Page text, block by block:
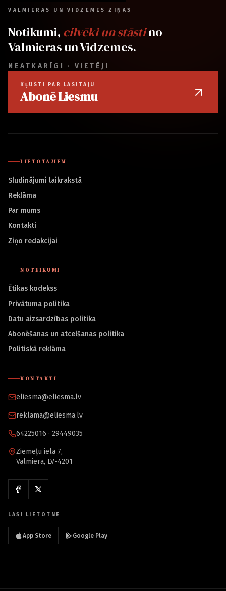
VALMIERAS UN VIDZEMES ZIŅAS
Notikumi, cilvēki un stāstino
Valmieras un Vidzemes.
NEATKARĪGI · VIETĒJI
KĻŪSTI PAR LASĪTĀJU
Abonē Liesmu
LIETOTĀJIEM
Sludinājumi laikrakstā
Reklāma
Par mums
Kontakti
Ziņo redakcijai
NOTEIKUMI
Ētikas kodekss
Privātuma politika
Datu aizsardzības politika
Abonēšanas un atcelšanas politika
Politiskā reklāma
KONTAKTI
eliesma@eliesma.lv
reklama@eliesma.lv
64225016 · 29449035
Ziemeļu iela 7,
Valmiera, LV-4201
LASI LIETOTNĒ
App Store Google Play